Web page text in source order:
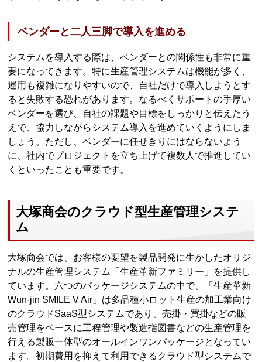
ベンダーと二人三脚で導入を進める
システムを導入する際は、ベンダーとの関係性も非常に重
要になってきます。特に生産管理システムは機能が多く、
運用も複雑になりやすいので、自社だけで導入しようとす
ると失敗する恐れがあります。なるべくサポートの手厚い
ベンダーを選び、自社の課題や目標をしっかりと伝えたう
えで、協力しながらシステム導入を進めていくようにしま
しょう。ただし、ベンダーに任せきりにはならないよう
に、社内でプロジェクトを立ち上げて複数人で推進してい
くといったことも重要です。
大塚商会のクラウド型生産管理システ
ム
大塚商会では、お客様の要望を製品開発に生かしたオリジ
ナルの生産管理システム「生産革新ファミリー」を提供し
ています。六つのパッケージシステムの中で、「生産革新
Wun-jin SMILE V Air」は多品種小ロット生産の加工業向け
のクラウドSaaS型システムであり、売掛・買掛などの販
売管理をベースに工程管理や製造指図書などの生産管理を
行える製販一体型のオールインワンパッケージとなってい
ます。初期費用を抑えて利用できるクラウド型システムで